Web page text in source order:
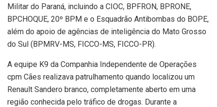
Militar do Paraná, incluindo a CIOC, BPFRON, BPRONE,
BPCHOQUE, 20º BPM e o Esquadrão Antibombas do BOPE,
além do apoio de agências de inteligência do Mato Grosso
do Sul (BPMRV-MS, FICCO-MS, FICCO-PR).
A equipe K9 da Companhia Independente de Operações
cpm Cães realizava patrulhamento quando localizou um
Renault Sandero branco, completamente aberto em uma
região conhecida pelo tráfico de drogas. Durante a